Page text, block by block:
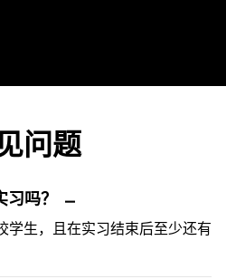
问题
吗？
学生，且在实习结束后至少还有